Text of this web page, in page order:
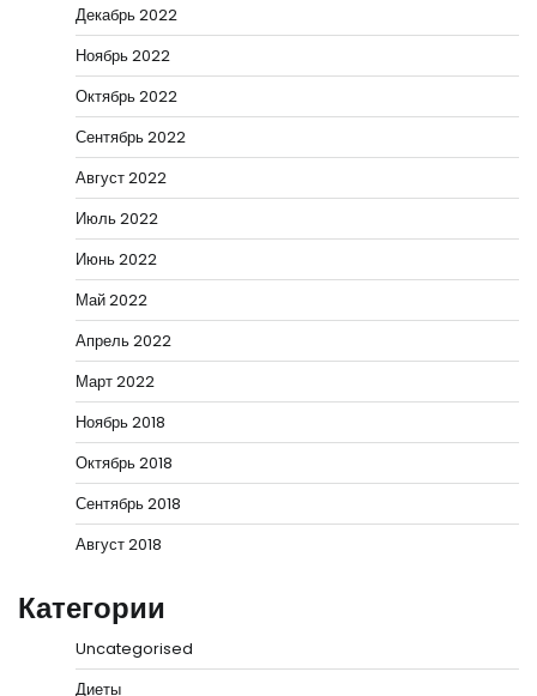
Декабрь 2022
Ноябрь 2022
Октябрь 2022
Сентябрь 2022
Август 2022
Июль 2022
Июнь 2022
Май 2022
Апрель 2022
Март 2022
Ноябрь 2018
Октябрь 2018
Сентябрь 2018
Август 2018
Категории
Uncategorised
Диеты